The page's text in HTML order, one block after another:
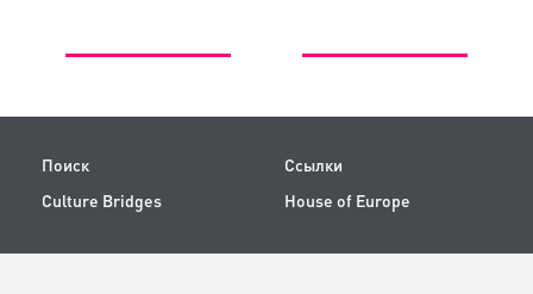
Поиск
Ссылки
Culture Bridges
House of Europe